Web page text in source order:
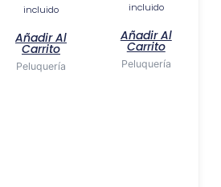
incluido
Añadir Al
Carrito
Peluquería
incluido
Añadir Al
Carrito
Peluquería